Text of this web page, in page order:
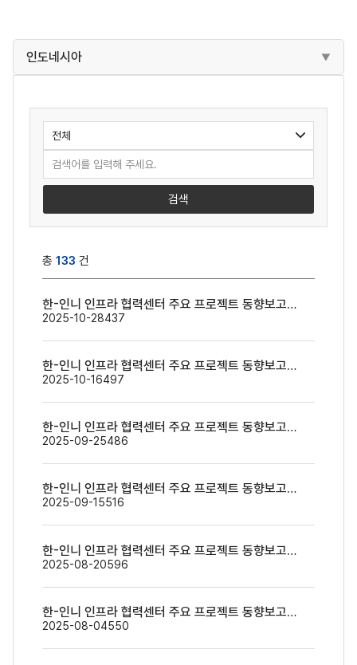
인도네시아
검색
총 133 건
한-인니 인프라 협력센터 주요 프로젝트 동향보고(9월 5주~10월 2주)
2025-10-28437
한-인니 인프라 협력센터 주요 프로젝트 동향보고(9월 3주~9월 4주)
2025-10-16497
한-인니 인프라 협력센터 주요 프로젝트 동향보고(9월 1주~9월 2주)
2025-09-25486
한-인니 인프라 협력센터 주요 프로젝트 동향보고(8월 3주~8월 4주)
2025-09-15516
한-인니 인프라 협력센터 주요 프로젝트 동향보고(8월 1주~8월 2주)
2025-08-20596
한-인니 인프라 협력센터 주요 프로젝트 동향보고(7월 4주~7월 5주)
2025-08-04550